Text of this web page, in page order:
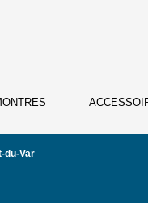
du-Var